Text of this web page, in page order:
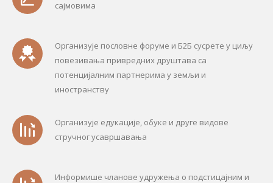
сајмовима
Организује пословне форуме и Б2Б сусрете у циљу
повезивања привредних друштава са
потенцијалним партнерима у земљи и
иностранству
Организује едукације, обуке и друге видове
стручног усавршавања
Информише чланове удружења о подстицајним и